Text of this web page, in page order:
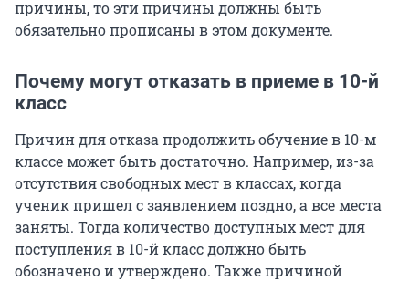
причины, то эти причины должны быть
обязательно прописаны в этом документе.
Почему могут отказать в приеме в 10-й
класс
Причин для отказа продолжить обучение в 10-м
классе может быть достаточно. Например, из-за
отсутствия свободных мест в классах, когда
ученик пришел с заявлением поздно, а все места
заняты. Тогда количество доступных мест для
поступления в 10-й класс должно быть
обозначено и утверждено. Также причиной